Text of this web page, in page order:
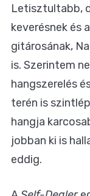
Letisztultabb,
keverésnek és
gitárosának,
is. Szerintem
hangszerelés
terén is
hangja
jobban ki is
eddig.